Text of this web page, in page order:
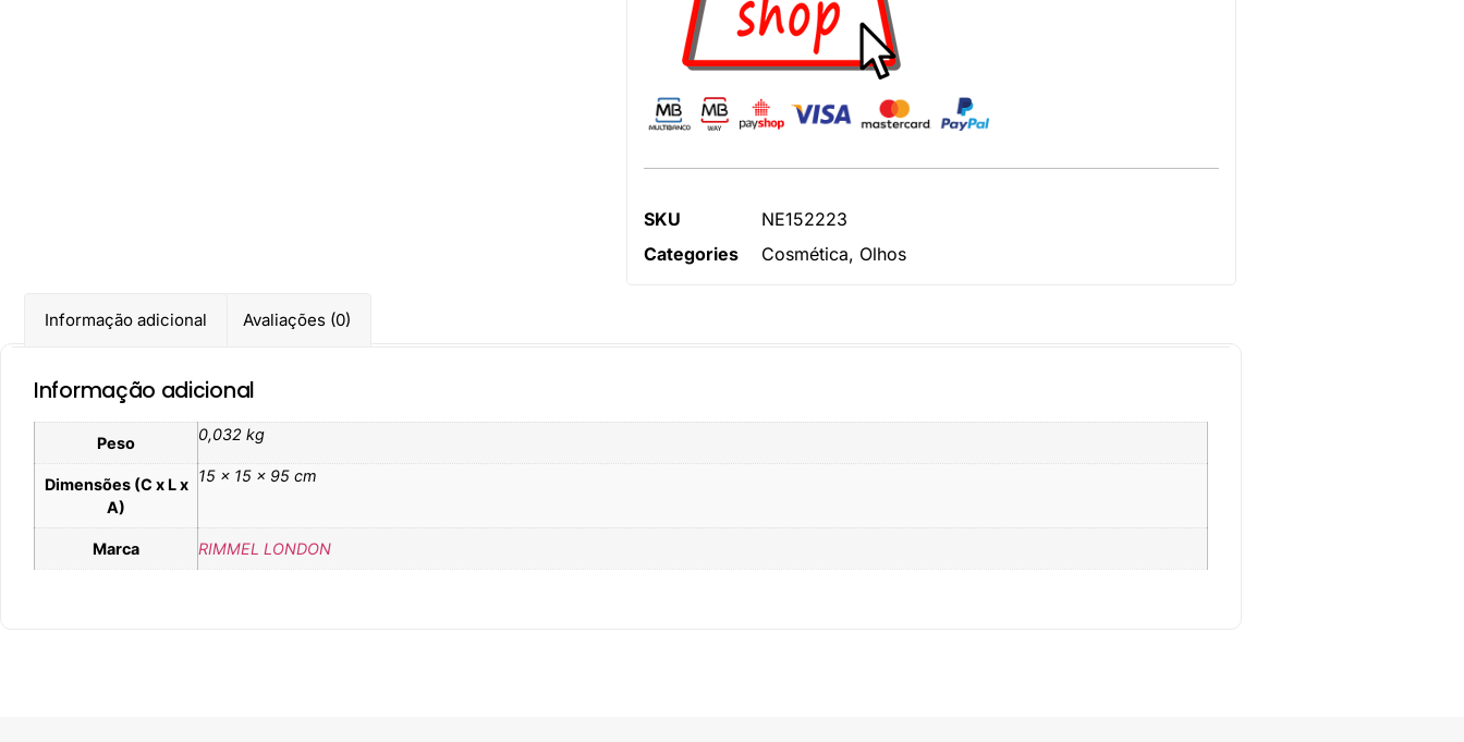
SKU
NE152223
Categories
Cosmética, Olhos
Informação adicional Avaliações (0)
Informação adicional
Peso 0,032 kg
Dimensões (C x L x
A)
15 × 15 × 95 cm
Marca RIMMEL LONDON